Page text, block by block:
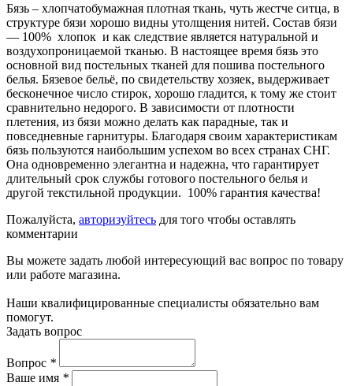
Бязь – хлопчатобумажная плотная ткань, чуть жестче ситца, в
структуре бязи хорошо видны утолщения нитей. Состав бязи
― 100% хлопок и как следствие является натуральной и
воздухопроницаемой тканью. В настоящее время бязь это
основной вид постельных тканей для пошива постельного
белья. Бязевое бельё, по свидетельству хозяек, выдерживает
бесконечное число стирок, хорошо гладится, к тому же стоит
сравнительно недорого. В зависимости от плотности
плетения, из бязи можно делать как парадные, так и
повседневные гарнитуры. Благодаря своим характеристикам
бязь пользуются наибольшим успехом во всех странах СНГ.
Она одновременно элегантна и надежна, что гарантирует
длительный срок службы готового постельного белья и
другой текстильной продукции. 100% гарантия качества!
Пожалуйста, авторизуйтесь для того чтобы оставлять
комментарии
Вы можете задать любой интересующий вас вопрос по товару
или работе магазина.
Наши квалифицированные специалисты обязательно вам
помогут.
Задать вопрос
Вопрос *
Ваше имя *